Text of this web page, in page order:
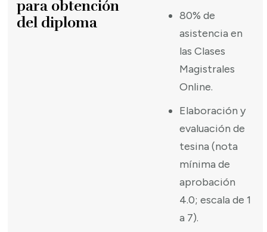
para obtención
del diploma
80% de
asistencia en
las Clases
Magistrales
Online.
Elaboración y
evaluación de
tesina (nota
mínima de
aprobación
4.0; escala de 1
a 7).